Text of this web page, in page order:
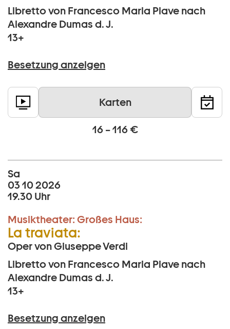
Libretto von Francesco Maria Piave nach
Alexandre Dumas d. J.
13+
Besetzung anzeigen
Karten
16 – 116 €
Sa
03 10 2026
19.30 Uhr
Musiktheater: Großes Haus:
La traviata:
Oper von Giuseppe Verdi
Libretto von Francesco Maria Piave nach
Alexandre Dumas d. J.
13+
Besetzung anzeigen